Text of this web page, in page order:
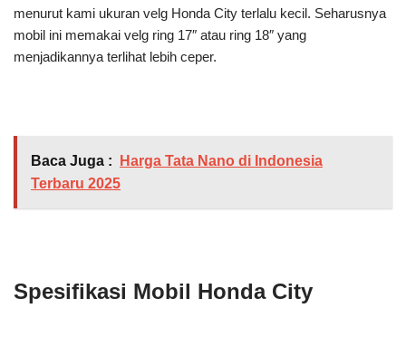
menurut kami ukuran velg Honda City terlalu kecil. Seharusnya
mobil ini memakai velg ring 17″ atau ring 18″ yang
menjadikannya terlihat lebih ceper.
Baca Juga :
Harga Tata Nano di Indonesia
Terbaru 2025
Spesifikasi Mobil Honda City